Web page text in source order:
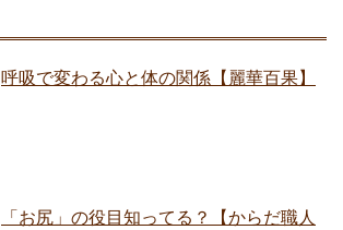
呼吸で変わる心と体の関係【麗華百果】
「お尻」の役目知ってる？【からだ職人